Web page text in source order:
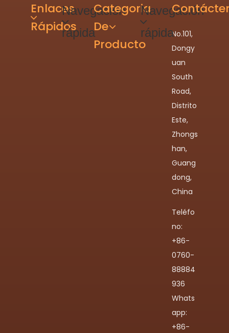
Enlaces
Rápidos
Navegación
rápida
Categoria
De
Producto
Navegación
rápidaNo.101,
Dongy
uan
South
Road,
Distrito
Este,
Zhongs
han,
Guang
dong,
China
Teléfo
no:
+86-
0760-
88884
936
Whats
app:
+86-